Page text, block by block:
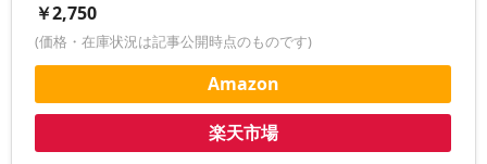
￥2,750
(価格・在庫状況は記事公開時点のものです)
Amazon
楽天市場